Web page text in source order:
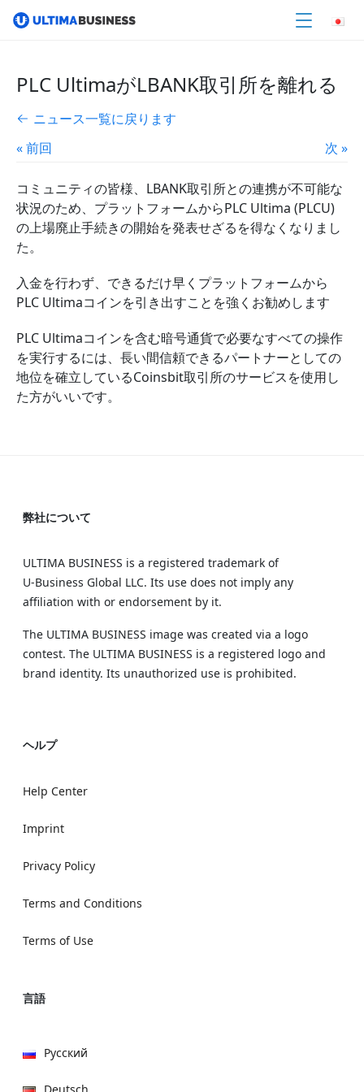
PLC UltimaがLBANK取引所を離れる
ニュース一覧に戻ります
« 前回
次 »
コミュニティの皆様、LBANK取引所との連携が不可能な
状況のため、プラットフォームからPLC Ultima (PLCU)
の上場廃止手続きの開始を発表せざるを得なくなりまし
た。
入金を行わず、できるだけ早くプラットフォームから
PLC Ultimaコインを引き出すことを強くお勧めします
PLC Ultimaコインを含む暗号通貨で必要なすべての操作
を実行するには、長い間信頼できるパートナーとしての
地位を確立しているCoinsbit取引所のサービスを使用し
た方がいいです。
弊社について
ULTIMA BUSINESS is a registered trademark of
U‑Business Global LLC. Its use does not imply any
affiliation with or endorsement by it.
The ULTIMA BUSINESS image was created via a logo
contest. The ULTIMA BUSINESS is a registered logo and
brand identity. Its unauthorized use is prohibited.
ヘルプ
Help Center
Imprint
Privacy Policy
Terms and Conditions
Terms of Use
言語
Русский